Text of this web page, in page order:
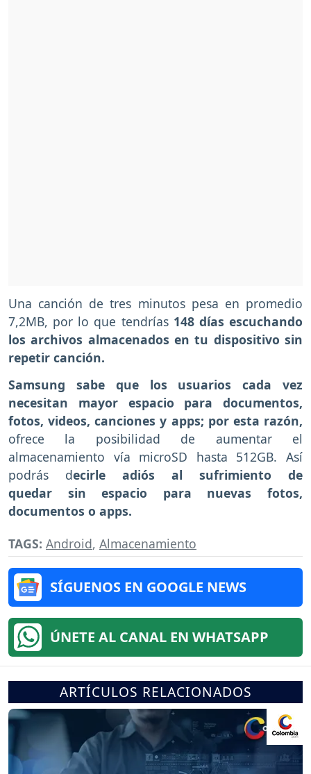
Una canción de tres minutos pesa en promedio
7,2MB, por lo que tendrías 148 días escuchando
los archivos almacenados en tu dispositivo sin
repetir canción.
Samsung sabe que los usuarios cada vez
necesitan mayor espacio para documentos,
fotos, videos, canciones y apps; por esta razón,
ofrece la posibilidad de aumentar el
almacenamiento vía microSD hasta 512GB. Así
podrás decirle adiós al sufrimiento de
quedar sin espacio para nuevas fotos,
documentos o apps.
TAGS: Android, Almacenamiento
SÍGUENOS EN GOOGLE NEWS
ÚNETE AL CANAL EN WHATSAPP
ARTÍCULOS RELACIONADOS